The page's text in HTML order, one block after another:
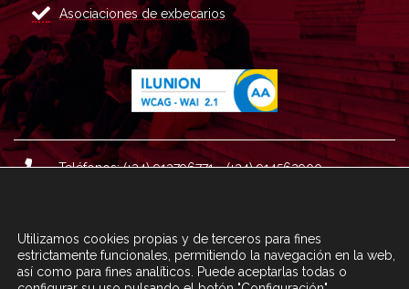
Asociaciones de exbecarios
Teléfonos: (+34) 913796771 - (+34) 914562900
Correo : informacion@fundacioncarolina.es
Utilizamos cookies propias y de terceros para fines
estrictamente funcionales, permitiendo la navegación en la web,
así como para fines analíticos. Puede aceptarlas todas o